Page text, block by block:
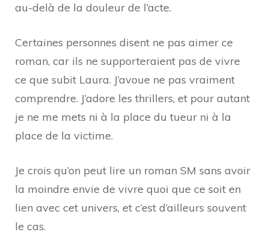
au-delà de la douleur de l’acte.
Certaines personnes disent ne pas aimer ce
roman, car ils ne supporteraient pas de vivre
ce que subit Laura. J’avoue ne pas vraiment
comprendre. J’adore les thrillers, et pour autant
je ne me mets ni à la place du tueur ni à la
place de la victime.
Je crois qu’on peut lire un roman SM sans avoir
la moindre envie de vivre quoi que ce soit en
lien avec cet univers, et c’est d’ailleurs souvent
le cas.